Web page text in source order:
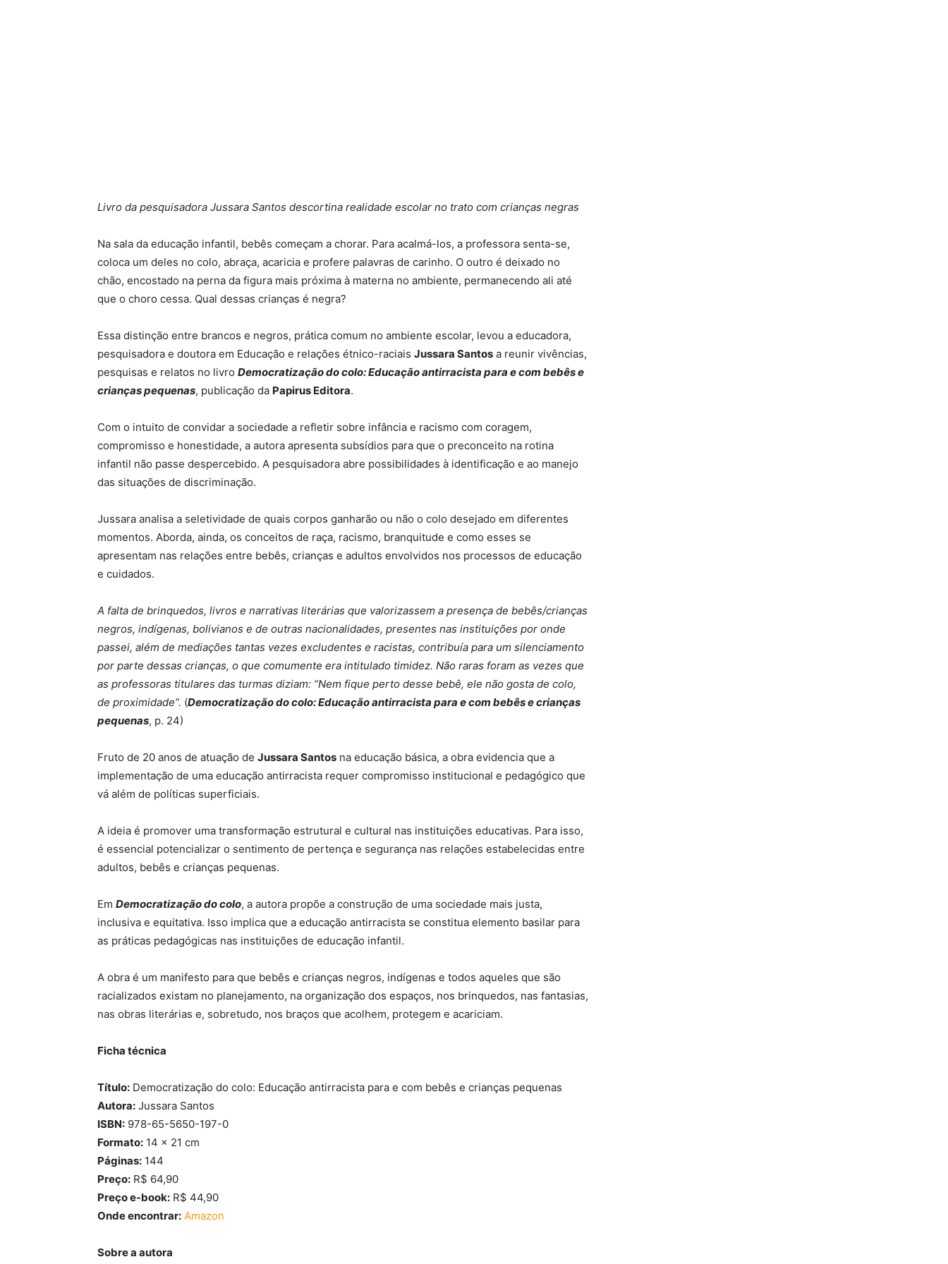
Livro da pesquisadora Jussara Santos descortina realidade escolar no trato com crianças negras
Na sala da educação infantil, bebês começam a chorar. Para acalmá-los, a professora senta-se,
coloca um deles no colo, abraça, acaricia e profere palavras de carinho. O outro é deixado no
chão, encostado na perna da figura mais próxima à materna no ambiente, permanecendo ali até
que o choro cessa. Qual dessas crianças é negra?
Essa distinção entre brancos e negros, prática comum no ambiente escolar, levou a educadora,
pesquisadora e doutora em Educação e relações étnico-raciais Jussara Santos a reunir vivências,
pesquisas e relatos no livro Democratização do colo: Educação antirracista para e com bebês e
crianças pequenas, publicação da Papirus Editora.
Com o intuito de convidar a sociedade a refletir sobre infância e racismo com coragem,
compromisso e honestidade, a autora apresenta subsídios para que o preconceito na rotina
infantil não passe despercebido. A pesquisadora abre possibilidades à identificação e ao manejo
das situações de discriminação.
Jussara analisa a seletividade de quais corpos ganharão ou não o colo desejado em diferentes
momentos. Aborda, ainda, os conceitos de raça, racismo, branquitude e como esses se
apresentam nas relações entre bebês, crianças e adultos envolvidos nos processos de educação
e cuidados.
A falta de brinquedos, livros e narrativas literárias que valorizassem a presença de bebês/crianças
negros, indígenas, bolivianos e de outras nacionalidades, presentes nas instituições por onde
passei, além de mediações tantas vezes excludentes e racistas, contribuía para um silenciamento
por parte dessas crianças, o que comumente era intitulado timidez. Não raras foram as vezes que
as professoras titulares das turmas diziam: “Nem fique perto desse bebê, ele não gosta de colo,
de proximidade”. (Democratização do colo: Educação antirracista para e com bebês e crianças
pequenas, p. 24)
Fruto de 20 anos de atuação de Jussara Santos na educação básica, a obra evidencia que a
implementação de uma educação antirracista requer compromisso institucional e pedagógico que
vá além de políticas superficiais.
A ideia é promover uma transformação estrutural e cultural nas instituições educativas. Para isso,
é essencial potencializar o sentimento de pertença e segurança nas relações estabelecidas entre
adultos, bebês e crianças pequenas.
Em Democratização do colo, a autora propõe a construção de uma sociedade mais justa,
inclusiva e equitativa. Isso implica que a educação antirracista se constitua elemento basilar para
as práticas pedagógicas nas instituições de educação infantil.
A obra é um manifesto para que bebês e crianças negros, indígenas e todos aqueles que são
racializados existam no planejamento, na organização dos espaços, nos brinquedos, nas fantasias,
nas obras literárias e, sobretudo, nos braços que acolhem, protegem e acariciam.
Ficha técnica
Título: Democratização do colo: Educação antirracista para e com bebês e crianças pequenas
Autora: Jussara Santos
ISBN: 978-65-5650-197-0
Formato: 14 x 21 cm
Páginas: 144
Preço: R$ 64,90
Preço e-book: R$ 44,90
Onde encontrar: Amazon
Sobre a autora